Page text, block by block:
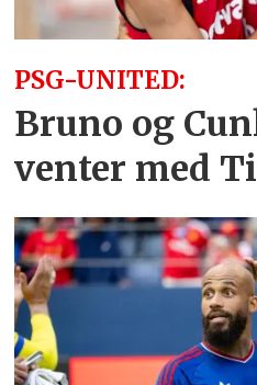
PSG-UNITED:
Bruno og
venter med